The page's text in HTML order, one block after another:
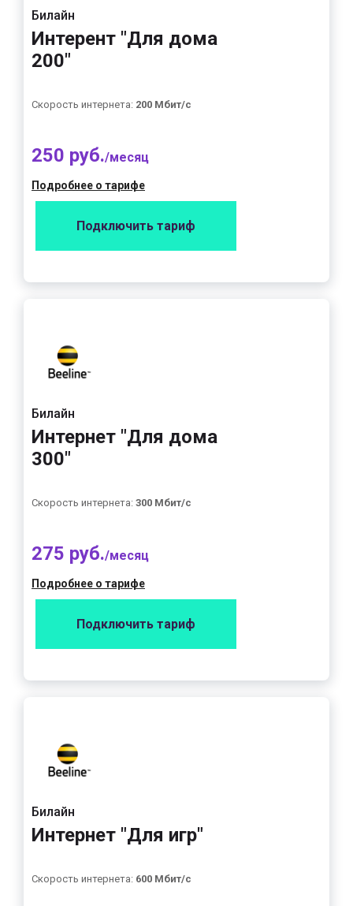
Билайн
Интерент "Для дома
200"
Скорость интернета: 200 Мбит/с
250 руб./месяц
Подробнее о тарифе
Подключить тариф
Билайн
Интернет "Для дома
300"
Скорость интернета: 300 Мбит/с
275 руб./месяц
Подробнее о тарифе
Подключить тариф
Билайн
Интернет "Для игр"
Скорость интернета: 600 Мбит/с